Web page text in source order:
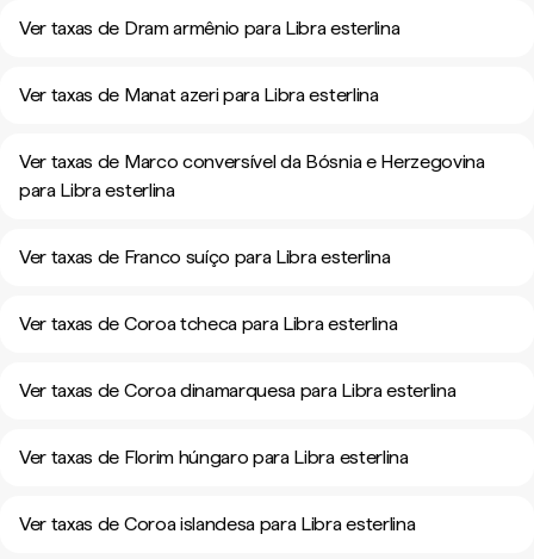
Ver taxas de Dram armênio para Libra esterlina
Ver taxas de Manat azeri para Libra esterlina
Ver taxas de Marco conversível da Bósnia e Herzegovina
para Libra esterlina
Ver taxas de Franco suíço para Libra esterlina
Ver taxas de Coroa tcheca para Libra esterlina
Ver taxas de Coroa dinamarquesa para Libra esterlina
Ver taxas de Florim húngaro para Libra esterlina
Ver taxas de Coroa islandesa para Libra esterlina